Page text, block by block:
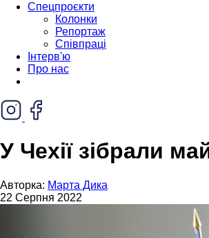
Спецпроєкти
Колонки
Репортаж
Співпраці
Інтерв'ю
Про нас
У Чехії зібрали
Авторка: Марта Дика
22 Серпня 2022